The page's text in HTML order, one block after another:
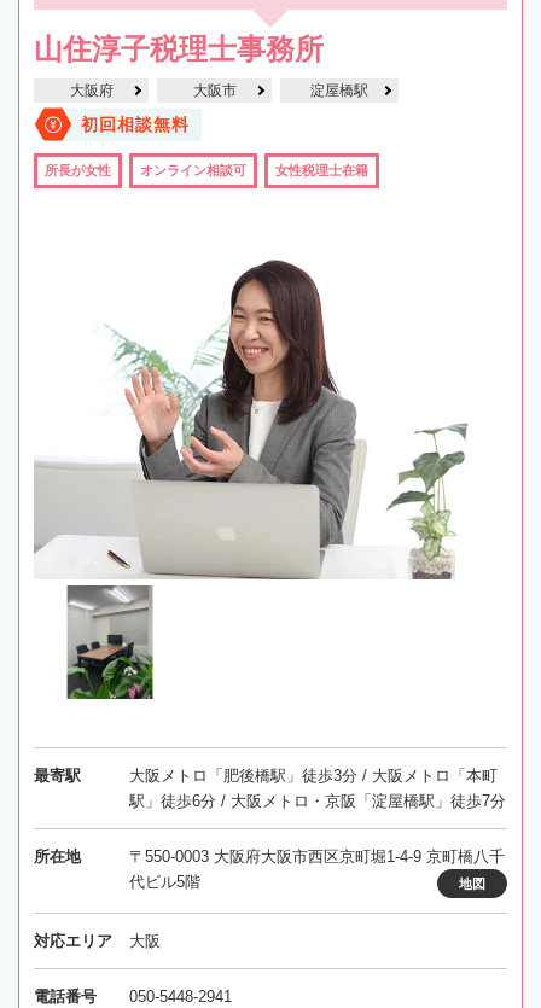
山住淳子税理士事務所
大阪府 大阪市 淀屋橋駅
初回相談無料
所長が女性 オンライン相談可 女性税理士在籍
最寄駅
大阪メトロ「肥後橋駅」徒歩3分 / 大阪メトロ「本町
駅」徒歩6分 / 大阪メトロ・京阪「淀屋橋駅」徒歩7分
所在地
〒550-0003 大阪府大阪市西区京町堀1-4-9 京町橋八千
代ビル5階
地図
対応エリア 大阪
電話番号 050-5448-2941